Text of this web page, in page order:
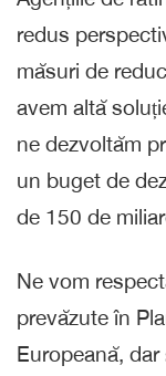
redus
măsuri de
avem altă
ne dezvoltăm
un buget de
de 150 de
Ne vom
prevăzute în
Europeană, dar